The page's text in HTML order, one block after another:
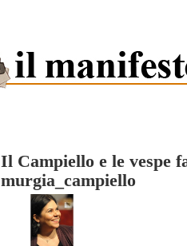
Il Campiello e le vespe
murgia_campiello